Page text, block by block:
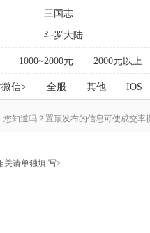
三国志
斗罗大陆
1000~2000元 2000元以上
信> 全服 其他 IOS
知道吗？置顶发布的信息可使成交率
关请单独填 写>